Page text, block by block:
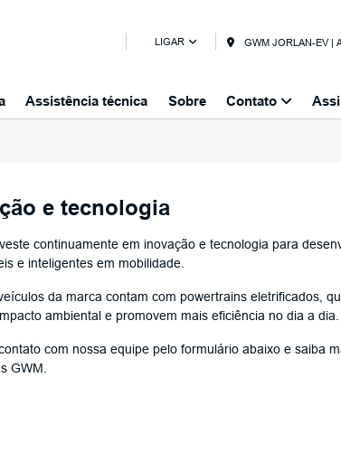
LIGAR GWM JORLAN-EV |
Assistência técnica Sobre Contato
e tecnologia
continuamente em inovação e tecnologia para
e inteligentes em mobilidade.
da marca contam com powertrains eletrificados,
ambiental e promovem mais eficiência no dia a dia.
com nossa equipe pelo formulário abaixo e saiba
GWM.